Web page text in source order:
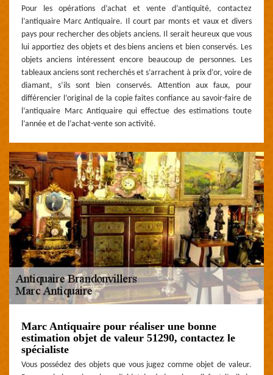
Pour les opérations d’achat et vente d’antiquité, contactez
l’antiquaire Marc Antiquaire. Il court par monts et vaux et divers
pays pour rechercher des objets anciens. Il serait heureux que vous
lui apportiez des objets et des biens anciens et bien conservés. Les
objets anciens intéressent encore beaucoup de personnes. Les
tableaux anciens sont recherchés et s’arrachent à prix d’or, voire de
diamant, s’ils sont bien conservés. Attention aux faux, pour
différencier l’original de la copie faites confiance au savoir-faire de
l’antiquaire Marc Antiquaire qui effectue des estimations toute
l’année et de l’achat-vente son activité.
Marc Antiquaire pour réaliser une bonne
estimation objet de valeur 51290, contactez le
spécialiste
Vous possédez des objets que vous jugez comme objet de valeur.